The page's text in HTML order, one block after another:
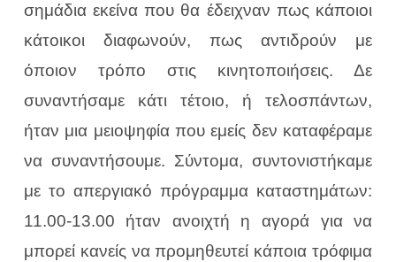
σημάδια εκείνα που θα έδειχναν πως κάποιοι
κάτοικοι διαφωνούν, πως αντιδρούν με
όποιον τρόπο στις κινητοποιήσεις. Δε
συναντήσαμε κάτι τέτοιο, ή τελοσπάντων,
ήταν μια μειοψηφία που εμείς δεν καταφέραμε
να συναντήσουμε. Σύντομα, συντονιστήκαμε
με το απεργιακό πρόγραμμα καταστημάτων:
11.00-13.00 ήταν ανοιχτή η αγορά για να
μπορεί κανείς να προμηθευτεί κάποια τρόφιμα